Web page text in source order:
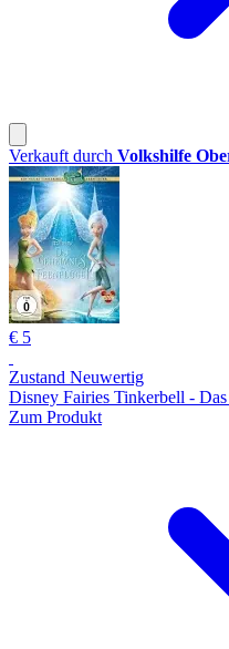
Verkauft durch Volkshilfe
€ 5
Zustand Neuwertig
Disney Fairies Tinkerbell -
Zum Produkt